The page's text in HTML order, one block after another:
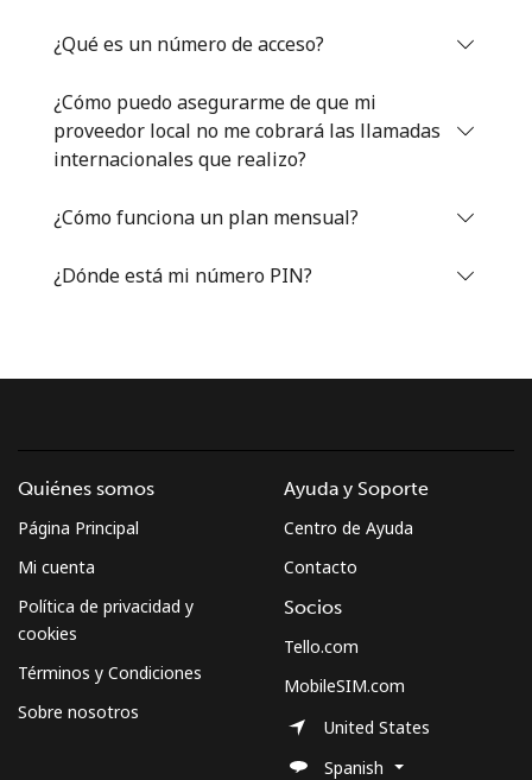
¿Qué es un número de acceso?
¿Cómo puedo asegurarme de que mi
proveedor local no me cobrará las llamadas
internacionales que realizo?
¿Cómo funciona un plan mensual?
¿Dónde está mi número PIN?
Quiénes somos
Página Principal
Mi cuenta
Política de privacidad y
cookies
Términos y Condiciones
Sobre nosotros
Ayuda y Soporte
Centro de Ayuda
Contacto
Socios
Tello.com
MobileSIM.com
United States
Spanish